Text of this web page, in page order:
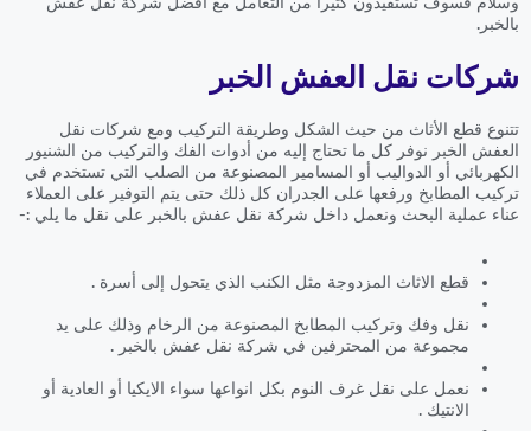
بالخبر.
شركات نقل العفش الخبر
تتنوع قطع الأثاث من حيث الشكل وطريقة التركيب ومع شركات نقل
العفش الخبر نوفر كل ما تحتاج إليه من أدوات الفك والتركيب من الشنيور
الكهربائي أو الدواليب أو المسامير المصنوعة من الصلب التي تستخدم في
تركيب المطابخ ورفعها على الجدران كل ذلك حتى يتم التوفير على العملاء
عناء عملية البحث ونعمل داخل شركة نقل عفش بالخبر على نقل ما يلي :-
قطع الاثاث المزدوجة مثل الكنب الذي يتحول إلى أسرة .
نقل وفك وتركيب المطابخ المصنوعة من الرخام وذلك على يد
مجموعة من المحترفين في شركة نقل عفش بالخبر .
نعمل على نقل غرف النوم بكل انواعها سواء الايكيا أو العادية أو
الانتيك .